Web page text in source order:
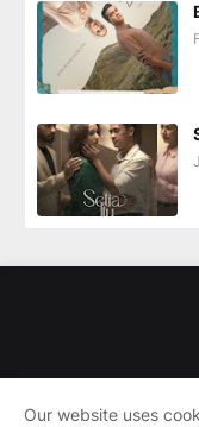
Our website uses